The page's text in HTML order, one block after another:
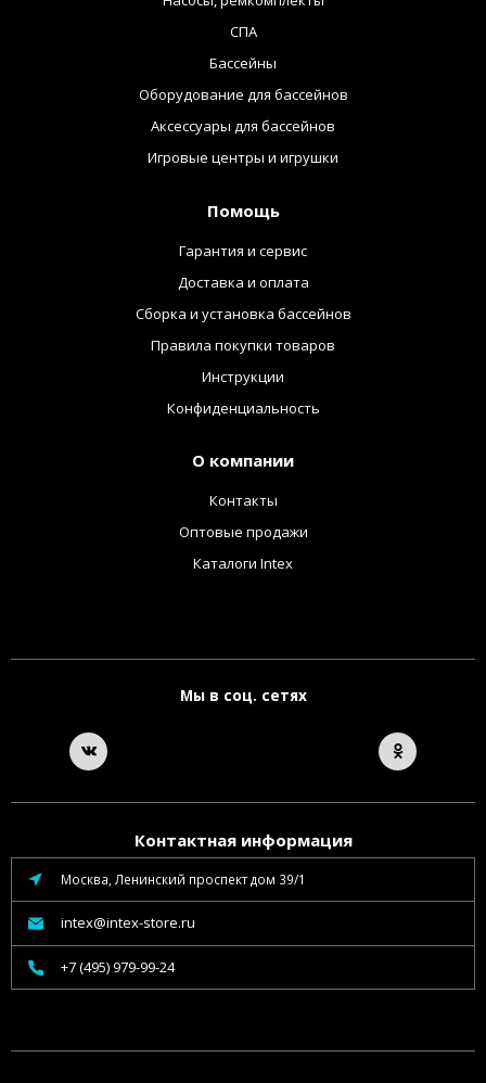
СПА
Бассейны
Оборудование для бассейнов
Аксессуары для бассейнов
Игровые центры и игрушки
Помощь
Гарантия и сервис
Доставка и оплата
Сборка и установка бассейнов
Правила покупки товаров
Инструкции
Конфиденциальность
О компании
Контакты
Оптовые продажи
Каталоги Intex
Мы в соц. сетях
Контактная информация
Москва, Ленинский проспект дом 39/1
intex@intex-store.ru
+7 (495) 979-99-24